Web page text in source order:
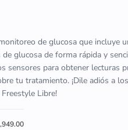
de glucosa que incluye
glucosa de forma rápida y
sensores para obtener lecturas
tu tratamiento. ¡Dile adiós a
Libre!